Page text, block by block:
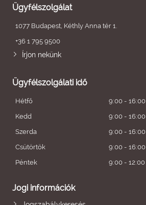
Ügyfélszolgálat
1077 Budapest, Kéthly Anna tér 1.
+36 1 795 9500
Írjon nekünk
Ügyfélszolgálati idő
Hétfő
9:00 - 16:00
Kedd
9:00 - 16:00
Szerda
9:00 - 16:00
Csütörtök
9:00 - 16:00
Péntek
9:00 - 12:00
Jogi információk